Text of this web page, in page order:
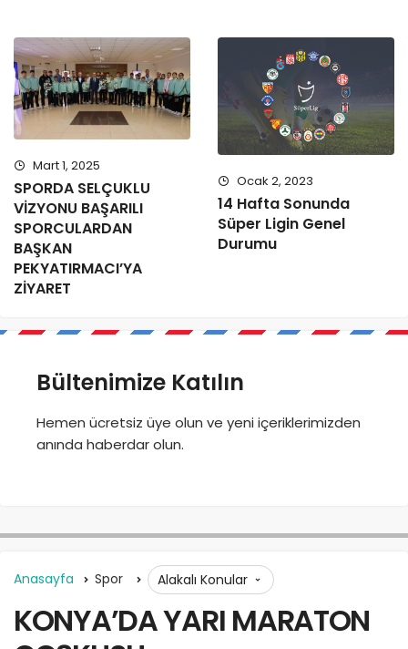
Mart 1, 2025
SPORDA SELÇUKLU
VİZYONU BAŞARILI
SPORCULARDAN
BAŞKAN
PEKYATIRMACI’YA
ZİYARET
Ocak 2, 2023
14 Hafta Sonunda
Süper Ligin Genel
Durumu
Bültenimize Katılın
Hemen ücretsiz üye olun ve yeni içeriklerimizden
anında haberdar olun.
Anasayfa Spor Alakalı Konular
KONYA’DA YARI MARATON